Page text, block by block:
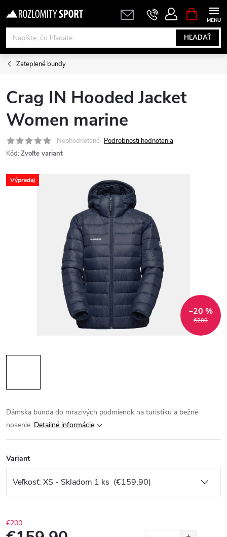
na
obsah
HĽADAŤ
KOŠÍK
Zateplené bundy
Crag IN Hooded Jacket
Women marine
Neohodnotené Podrobnosti hodnotenia
Kód: Zvoľte variant
Výpredaj
€200
–20 %
Dámska bunda do mrazivých podmienok na turistiku a bežné
nosenie. Detailné informácie
Variant
€200